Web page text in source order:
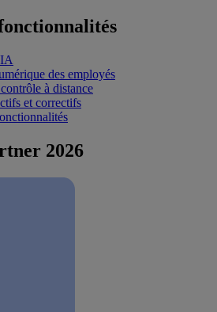
des employés
à distance
et correctifs
2026